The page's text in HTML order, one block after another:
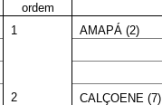
ordem
1 AMAPÁ (2)
2 CALÇOENE (7)